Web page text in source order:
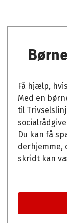
Få hjælp,
Med en
til
Du kan få
skridt kan